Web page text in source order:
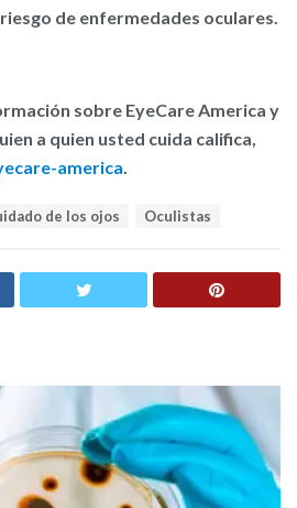
de enfermedades oculares.
sobre EyeCare America y
a quien usted cuida califica,
america.
de los ojos Oculistas